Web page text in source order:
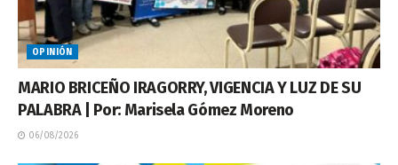
OPINIÓN
MARIO BRICEÑO IRAGORRY, VIGENCIA Y LUZ DE SU
PALABRA | Por: Marisela Gómez Moreno
06/08/2026